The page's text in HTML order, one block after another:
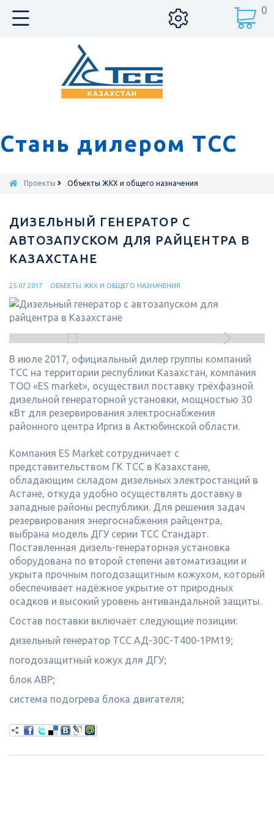
Стань дилером ТСС
0
Проекты Объекты ЖКХ и общего назначения
ДИЗЕЛЬНЫЙ ГЕНЕРАТОР С
АВТОЗАПУСКОМ ДЛЯ РАЙЦЕНТРА В
КАЗАХСТАНЕ
25.07.2017 ОБЪЕКТЫ ЖКХ И ОБЩЕГО НАЗНАЧЕНИЯ
В июле 2017, официальный дилер группы компаний
ТСС на территории республики Казахстан, компания
ТОО «ES market», осуществил поставку трёхфазной
дизельной генераторной установки, мощностью 30
кВт для резервирования электроснабжения
районного центра Иргиз в Актюбинской области.
Компания ES Market сотрудничает с
представительством ГК ТСС в Казахстане,
обладающим складом дизельных электростанций в
Астане, откуда удобно осуществлять доставку в
западные районы республики. Для решения задач
резервирования энергоснабжения райцентра,
выбрана модель ДГУ серии ТСС Стандарт.
Поставленная дизель-генераторная установка
оборудована по второй степени автоматизации и
укрыта прочным погодозащитным кожухом, который
обеспечивает надёжное укрытие от природных
осадков и высокий уровень антивандальной защиты.
Состав поставки включает следующие позиции:
дизельный генератор ТСС АД-30С-Т400-1РМ19;
погодозащитный кожух для ДГУ;
блок АВР;
система подогрева блока двигателя;